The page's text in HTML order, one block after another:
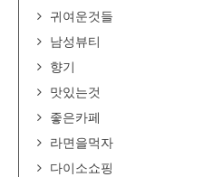
귀여운것들
남성뷰티
향기
맛있는것
좋은카페
라면을먹자
다이소쇼핑